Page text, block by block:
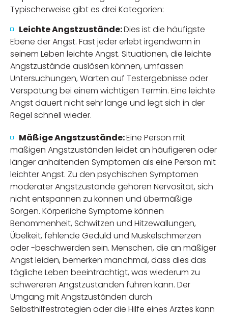
Typischerweise gibt es drei Kategorien:
Leichte Angstzustände:Dies ist die häufigste
Ebene der Angst. Fast jeder erlebt irgendwann in
seinem Leben leichte Angst. Situationen, die leichte
Angstzustände auslösen können, umfassen
Untersuchungen, Warten auf Testergebnisse oder
Verspätung bei einem wichtigen Termin. Eine leichte
Angst dauert nicht sehr lange und legt sich in der
Regel schnell wieder.
Mäßige Angstzustände:Eine Person mit
mäßigen Angstzuständen leidet an häufigeren oder
länger anhaltenden Symptomen als eine Person mit
leichter Angst. Zu den psychischen Symptomen
moderater Angstzustände gehören Nervosität, sich
nicht entspannen zu können und übermäßige
Sorgen. Körperliche Symptome können
Benommenheit, Schwitzen und Hitzewallungen,
Übelkeit, fehlende Geduld und Muskelschmerzen
oder -beschwerden sein. Menschen, die an mäßiger
Angst leiden, bemerken manchmal, dass dies das
tägliche Leben beeinträchtigt, was wiederum zu
schwereren Angstzuständen führen kann. Der
Umgang mit Angstzuständen durch
Selbsthilfestrategien oder die Hilfe eines Arztes kann